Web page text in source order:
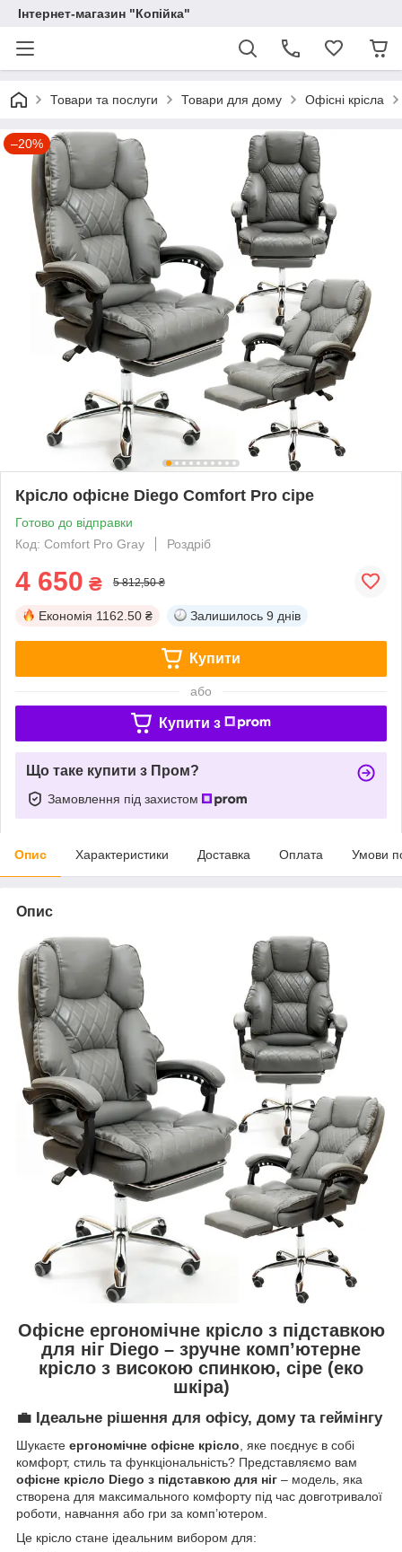
Інтернет-магазин "Копійка"
Товари та послуги Товари для дому Офісні крісла
–20%
Крісло офісне Diego Comfort Pro сіре
Готово до відправки
Код: Comfort Pro Gray
Роздріб
4 650 ₴ 5 812,50 ₴
Економія 1162.50 ₴ Залишилось 9 днів
Купити
або
Купити з
Що таке купити з Пром?
Замовлення під захистом
Опис Характеристики Доставка Оплата Умови
Опис
Офісне ергономічне крісло з підставкою
для ніг Diego – зручне комп’ютерне
крісло з високою спинкою, сіре (еко
шкіра)
💼 Ідеальне рішення для офісу, дому та геймінгу
Шукаєте ергономічне офісне крісло, яке поєднує в собі
комфорт, стиль та функціональність? Представляємо вам
офісне крісло Diego з підставкою для ніг – модель, яка
створена для максимального комфорту під час довготривалої
роботи, навчання або гри за комп’ютером.
Це крісло стане ідеальним вибором для: